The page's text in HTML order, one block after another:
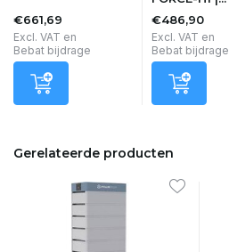
€661,69
Excl. VAT en
Bebat bijdrage
€486,90
Excl. VAT en
Bebat bijdrage
Gerelateerde producten